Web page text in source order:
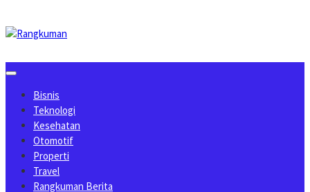
to
content
Bisnis
Teknologi
Kesehatan
Otomotif
Properti
Travel
Rangkuman Berita